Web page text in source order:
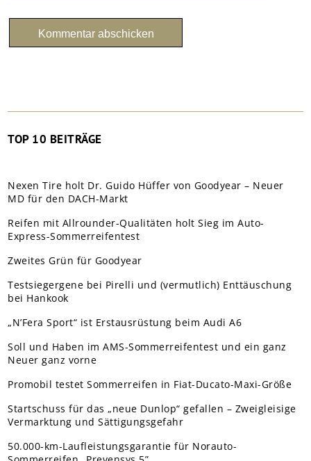
TOP 10 BEITRÄGE
Nexen Tire holt Dr. Guido Hüffer von Goodyear – Neuer
MD für den DACH-Markt
Reifen mit Allrounder-Qualitäten holt Sieg im Auto-
Express-Sommerreifentest
Zweites Grün für Goodyear
Testsiegergene bei Pirelli und (vermutlich) Enttäuschung
bei Hankook
„N’Fera Sport“ ist Erstausrüstung beim Audi A6
Soll und Haben im AMS-Sommerreifentest und ein ganz
Neuer ganz vorne
Promobil testet Sommerreifen in Fiat-Ducato-Maxi-Größe
Startschuss für das „neue Dunlop“ gefallen – Zweigleisige
Vermarktung und Sättigungsgefahr
50.000-km-Laufleistungsgarantie für Norauto-